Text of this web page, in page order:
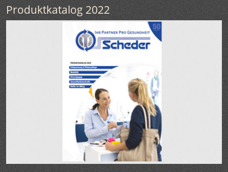
Produktkatalog 2022